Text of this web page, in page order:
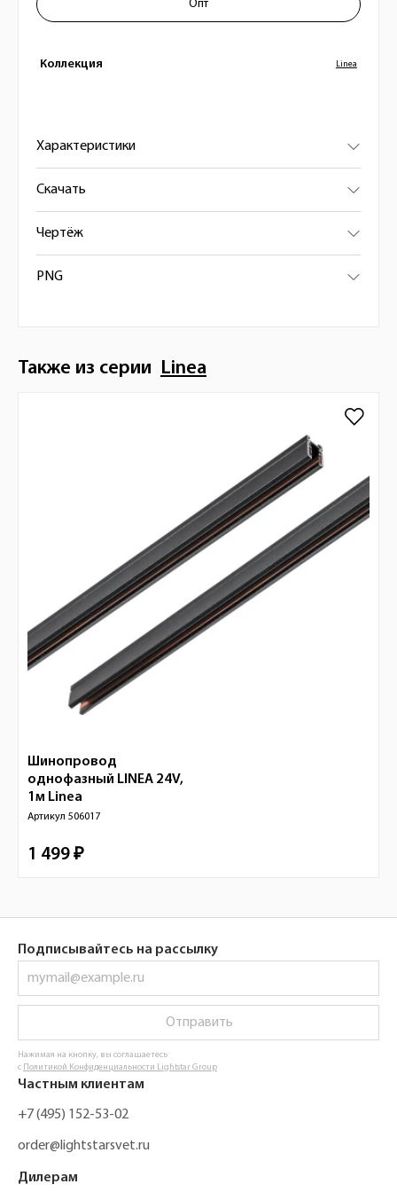
Коллекция Linea
Опт
Характеристики
Скачать
Чертёж
PNG
Также из серии Linea
Шинопровод
однофазный LINEA 24V,
1м Linea
Артикул 506017
1 499 ₽
Подписывайтесь на рассылку
Отправить
Нажимая на кнопку, вы соглашаетесь
с Политикой Конфиденциальности Lightstar Group
Частным клиентам
+7 (495) 152-53-02
order@lightstarsvet.ru
Дилерам